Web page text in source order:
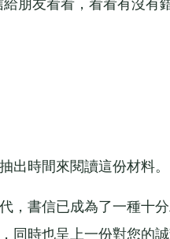
友看看，看看有沒有錯
時間來閱讀這份材料。
書信已成為了一種十分
同時也呈上一份對您的